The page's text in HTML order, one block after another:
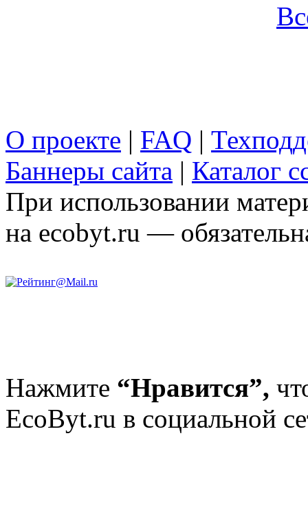
О проекте | FAQ |
Баннеры сайта | Каталог
При использовании
на ecobyt.ru —
Нажмите “Нравится”,
EcoByt.ru в социальной